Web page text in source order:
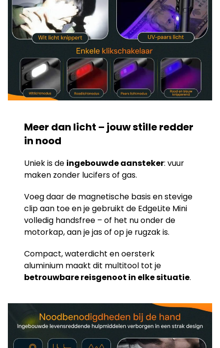
Meer dan licht – jouw stille redder
in nood
Uniek is de ingebouwde aansteker: vuur
maken zonder lucifers of gas.
Voeg daar de magnetische basis en stevige
clip aan toe en je gebruikt de EdgeLite Mini
volledig handsfree – of het nu onder de
motorkap, aan je jas of op je rugzak is.
Compact, waterdicht en oersterk
aluminium maakt dit multitool tot je
betrouwbare reisgenoot in elke situatie.